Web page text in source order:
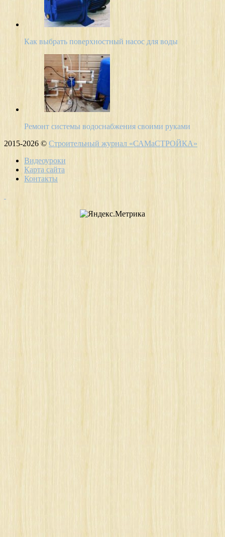
Как выбрать поверхностный насос для воды
Ремонт системы водоснабжения своими руками
2015-2026 © Строительный журнал «САМаСТРОЙКА»
Видеоуроки
Карта сайта
Контакты